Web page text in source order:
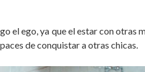
el ego, ya que el estar con otras
de conquistar a otras chicas.